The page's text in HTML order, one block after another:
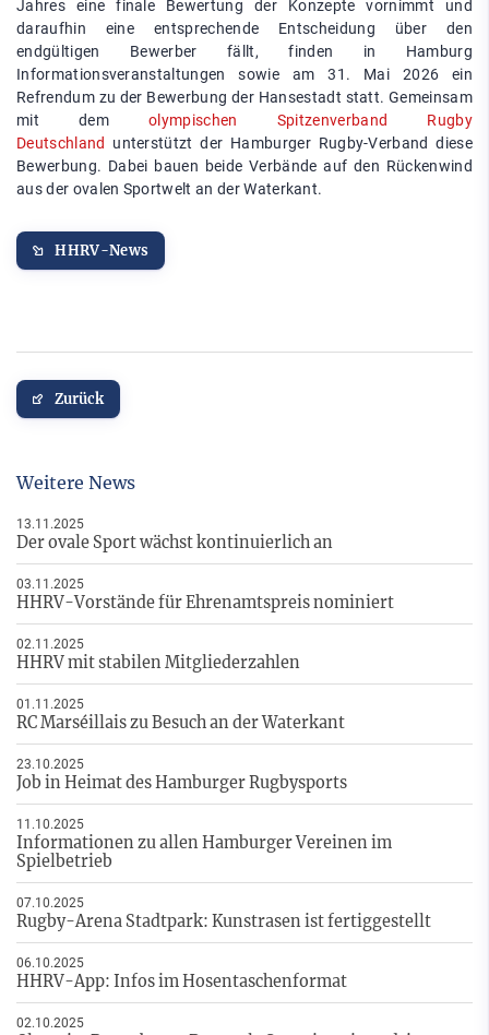
Jahres eine finale Bewertung der Konzepte vornimmt und
daraufhin eine entsprechende Entscheidung über den
endgültigen Bewerber fällt, finden in Hamburg
Informationsveranstaltungen sowie am 31. Mai 2026 ein
Refrendum zu der Bewerbung der Hansestadt statt. Gemeinsam
mit demolympischen Spitzenverband Rugby
Deutschland unterstützt der Hamburger Rugby-Verband diese
Bewerbung. Dabei bauen beide Verbände auf den Rückenwind
aus der ovalen Sportwelt an der Waterkant.
HHRV-News
Zurück
Weitere News
13.11.2025
Der ovale Sport wächst kontinuierlich an
03.11.2025
HHRV-Vorstände für Ehrenamtspreis nominiert
02.11.2025
HHRV mit stabilen Mitgliederzahlen
01.11.2025
RC Marséillais zu Besuch an der Waterkant
23.10.2025
Job in Heimat des Hamburger Rugbysports
11.10.2025
Informationen zu allen Hamburger Vereinen im
Spielbetrieb
07.10.2025
Rugby-Arena Stadtpark: Kunstrasen ist fertiggestellt
06.10.2025
HHRV-App: Infos im Hosentaschenformat
02.10.2025